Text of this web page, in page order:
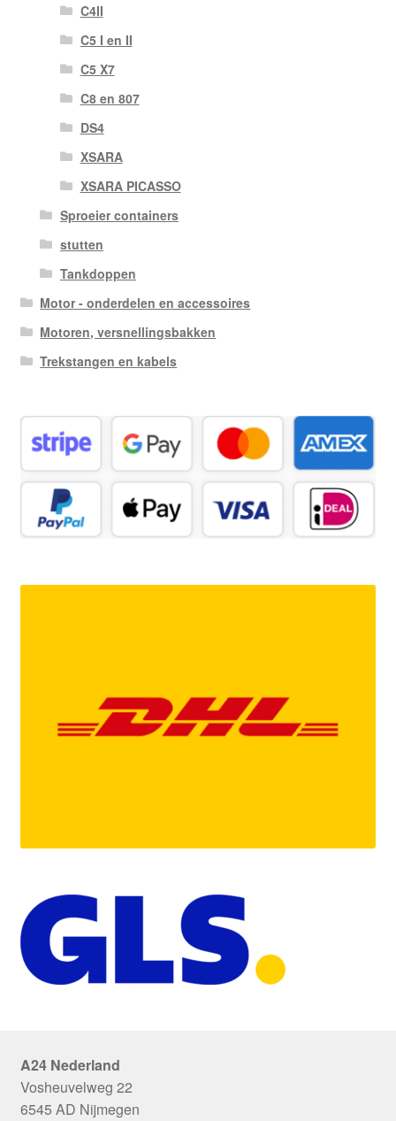
C4II
C5 I en II
C5 X7
C8 en 807
DS4
XSARA
XSARA PICASSO
Sproeier containers
stutten
Tankdoppen
Motor - onderdelen en accessoires
Motoren, versnellingsbakken
Trekstangen en kabels
A24 Nederland
Vosheuvelweg 22
6545 AD Nijmegen